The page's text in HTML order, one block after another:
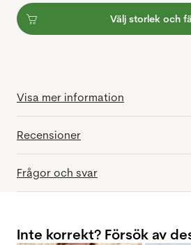
Välj storlek och
Visa mer information
Recensioner
Frågor och svar
Inte korrekt? Försök av